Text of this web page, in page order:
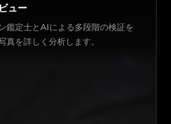
ュー
鑑定士とAIによる多段階の検証を
真を詳しく分析します。